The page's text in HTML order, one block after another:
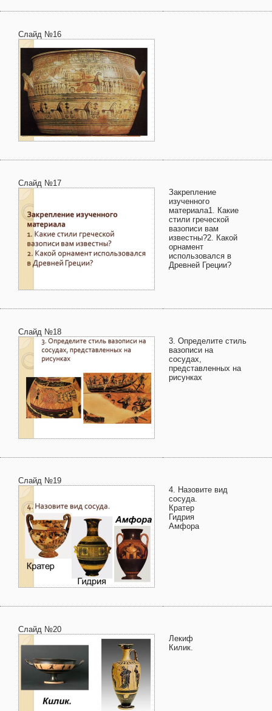
Слайд №16
Слайд №17
Закрепление
изученного
материала1. Какие
стили греческой
вазописи вам
известны?2. Какой
орнамент
использовался в
Древней Греции?
Слайд №18
3. Определите стиль
вазописи на
сосудах,
представленных на
рисунках
Слайд №19
4. Назовите вид
сосуда.
Кратер
Гидрия
Амфора
Слайд №20
Лекиф
Килик.